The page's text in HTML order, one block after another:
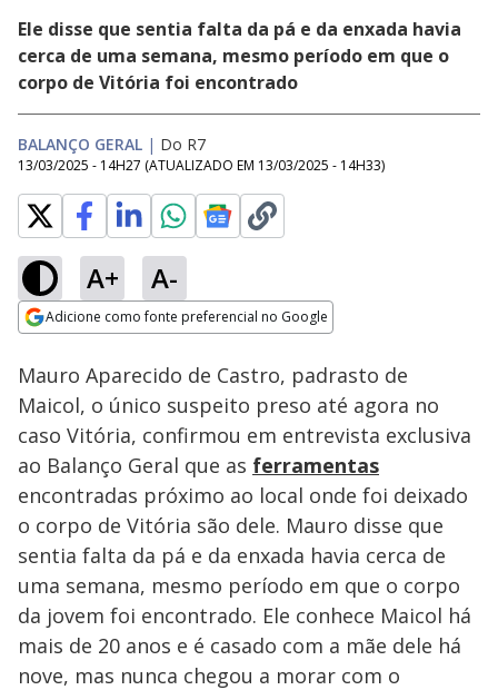
Ele disse que sentia falta da pá e da enxada havia
cerca de uma semana, mesmo período em que o
corpo de Vitória foi encontrado
BALANÇO GERAL | Do R7
13/03/2025 - 14H27 (ATUALIZADO EM 13/03/2025 - 14H33)
A+ A-
Adicione como fonte preferencial no Google
Ativar
Loaded:
9.66%
Mauro Aparecido de Castro, padrasto de
Maicol, o único suspeito preso até agora no
caso Vitória, confirmou em entrevista exclusiva
ao Balanço Geral que as ferramentas
encontradas próximo ao local onde foi deixado
o corpo de Vitória são dele. Mauro disse que
sentia falta da pá e da enxada havia cerca de
uma semana, mesmo período em que o corpo
da jovem foi encontrado. Ele conhece Maicol há
mais de 20 anos e é casado com a mãe dele há
nove, mas nunca chegou a morar com o